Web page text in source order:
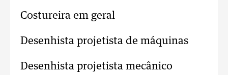
Costureira em geral
Desenhista projetista de máquinas
Desenhista projetista mecânico